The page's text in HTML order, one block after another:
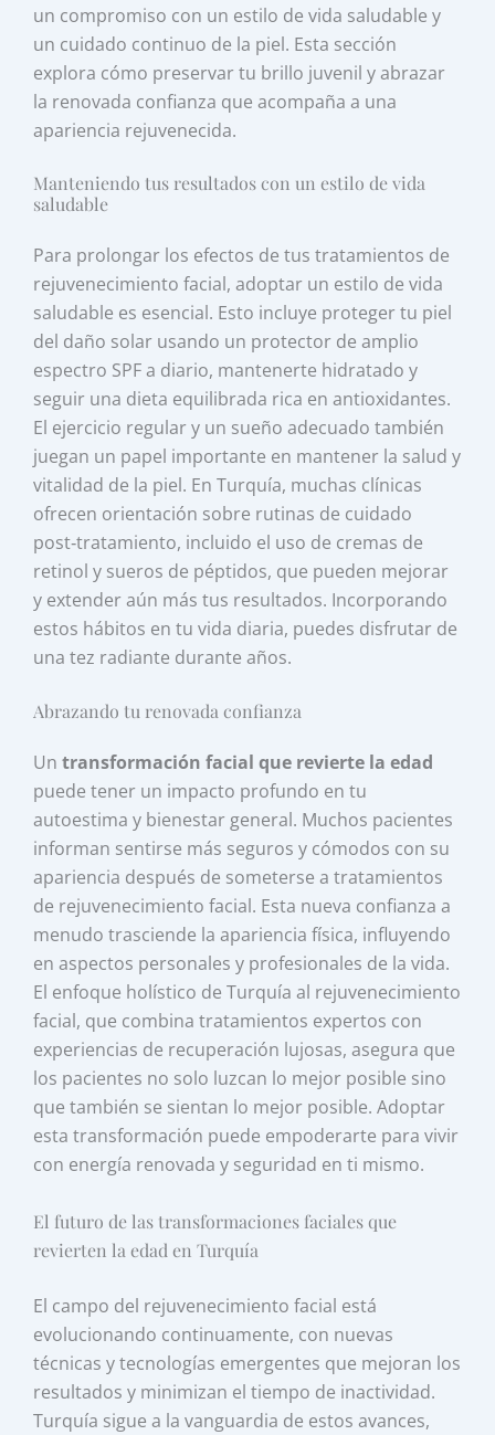
un compromiso con un estilo de vida saludable y
un cuidado continuo de la piel. Esta sección
explora cómo preservar tu brillo juvenil y abrazar
la renovada confianza que acompaña a una
apariencia rejuvenecida.
Manteniendo tus resultados con un estilo de vida
saludable
Para prolongar los efectos de tus tratamientos de
rejuvenecimiento facial, adoptar un estilo de vida
saludable es esencial. Esto incluye proteger tu piel
del daño solar usando un protector de amplio
espectro SPF a diario, mantenerte hidratado y
seguir una dieta equilibrada rica en antioxidantes.
El ejercicio regular y un sueño adecuado también
juegan un papel importante en mantener la salud y
vitalidad de la piel. En Turquía, muchas clínicas
ofrecen orientación sobre rutinas de cuidado
post‑tratamiento, incluido el uso de cremas de
retinol y sueros de péptidos, que pueden mejorar
y extender aún más tus resultados. Incorporando
estos hábitos en tu vida diaria, puedes disfrutar de
una tez radiante durante años.
Abrazando tu renovada confianza
Untransformación facial que revierte la edad
puede tener un impacto profundo en tu
autoestima y bienestar general. Muchos pacientes
informan sentirse más seguros y cómodos con su
apariencia después de someterse a tratamientos
de rejuvenecimiento facial. Esta nueva confianza a
menudo trasciende la apariencia física, influyendo
en aspectos personales y profesionales de la vida.
El enfoque holístico de Turquía al rejuvenecimiento
facial, que combina tratamientos expertos con
experiencias de recuperación lujosas, asegura que
los pacientes no solo luzcan lo mejor posible sino
que también se sientan lo mejor posible. Adoptar
esta transformación puede empoderarte para vivir
con energía renovada y seguridad en ti mismo.
El futuro de las transformaciones faciales que
revierten la edad en Turquía
El campo del rejuvenecimiento facial está
evolucionando continuamente, con nuevas
técnicas y tecnologías emergentes que mejoran los
resultados y minimizan el tiempo de inactividad.
Turquía sigue a la vanguardia de estos avances,